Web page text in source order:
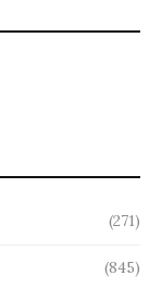
(271)
(845)